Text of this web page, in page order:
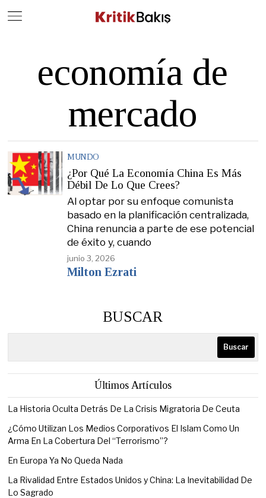
economía de
mercado
MUNDO
¿Por Qué La Economía China Es Más
Débil De Lo Que Crees?
Al optar por su enfoque comunista
basado en la planificación centralizada,
China renuncia a parte de ese potencial
de éxito y, cuando
junio 3, 2026
Milton Ezrati
BUSCAR
Buscar
Últimos Artículos
La Historia Oculta Detrás De La Crisis Migratoria De Ceuta
¿Cómo Utilizan Los Medios Corporativos El Islam Como Un
Arma En La Cobertura Del “Terrorismo”?
En Europa Ya No Queda Nada
La Rivalidad Entre Estados Unidos y China: La Inevitabilidad De
Lo Sagrado